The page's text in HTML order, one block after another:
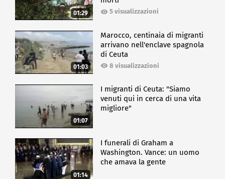
01:29 5 visualizzazioni
01:03
Marocco, centinaia di migranti
arrivano nell'enclave spagnola
di Ceuta
8 visualizzazioni
01:07
I migranti di Ceuta: "Siamo
venuti qui in cerca di una vita
migliore"
01:14
I funerali di Graham a
Washington. Vance: un uomo
che amava la gente